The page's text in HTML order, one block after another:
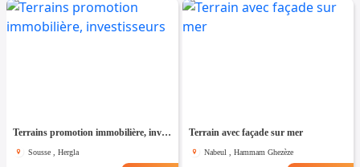
Terrains promotion immobilière, investisseurs
Sousse , Hergla
Terrain avec façade sur mer
Nabeul , Hammam Ghezèze